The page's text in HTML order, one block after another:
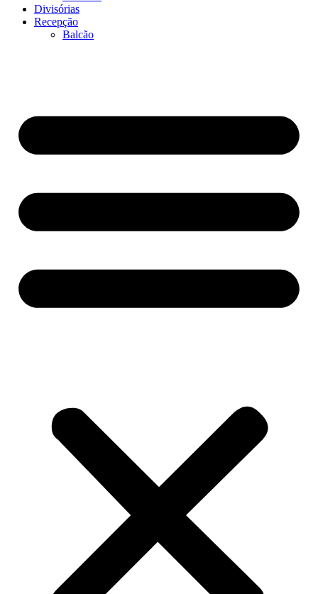
Divisórias
Recepção
Balcão